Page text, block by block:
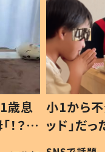
歳息
？」
小1から不
ッド」だ
作り続け